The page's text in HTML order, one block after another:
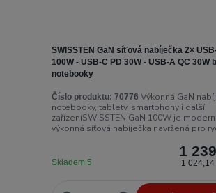
SWISSTEN GaN síťová nabíječka 2×
100W - USB-C PD 30W - USB-A QC 30W
notebooky
Číslo produktu: 70776 Výkonná GaN
notebooky, tablety, smartphony i další
zařízeníSWISSTEN GaN 100W je
výkonná síťová nabíječka navržená pro
1
1 024,14
Skladem 5